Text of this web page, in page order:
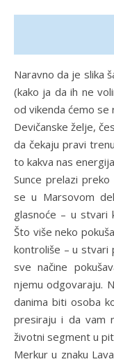
Naravno da je slika šaljiva i naravno da obožavamo Devičice
(kako ja da ih ne
od vikenda ćemo se
Devičanske želje,
da čekaju pravi
to kakva nas
Sunce prelazi
se u Marsovom
glasnoće – u stvari
Što više neko
kontroliše – u stvari
sve načine
njemu odgovaraju.
danima biti osoba
presiraju i da vam
životni segment u
Merkur u znaku